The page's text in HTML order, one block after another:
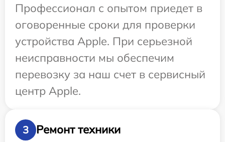
Профессионал с опытом приедет в
оговоренные сроки для проверки
устройства Apple. При серьезной
неисправности мы обеспечим
перевозку за наш счет в сервисный
центр Apple.
3
Ремонт техники